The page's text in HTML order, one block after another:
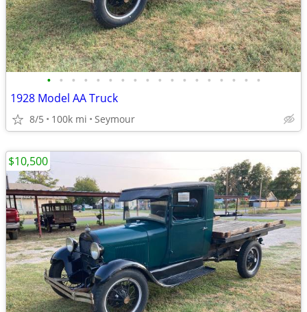
• • • • • • • • • • • • • • • • • •
1928 Model AA Truck
8/5 100k mi Seymour
$10,500